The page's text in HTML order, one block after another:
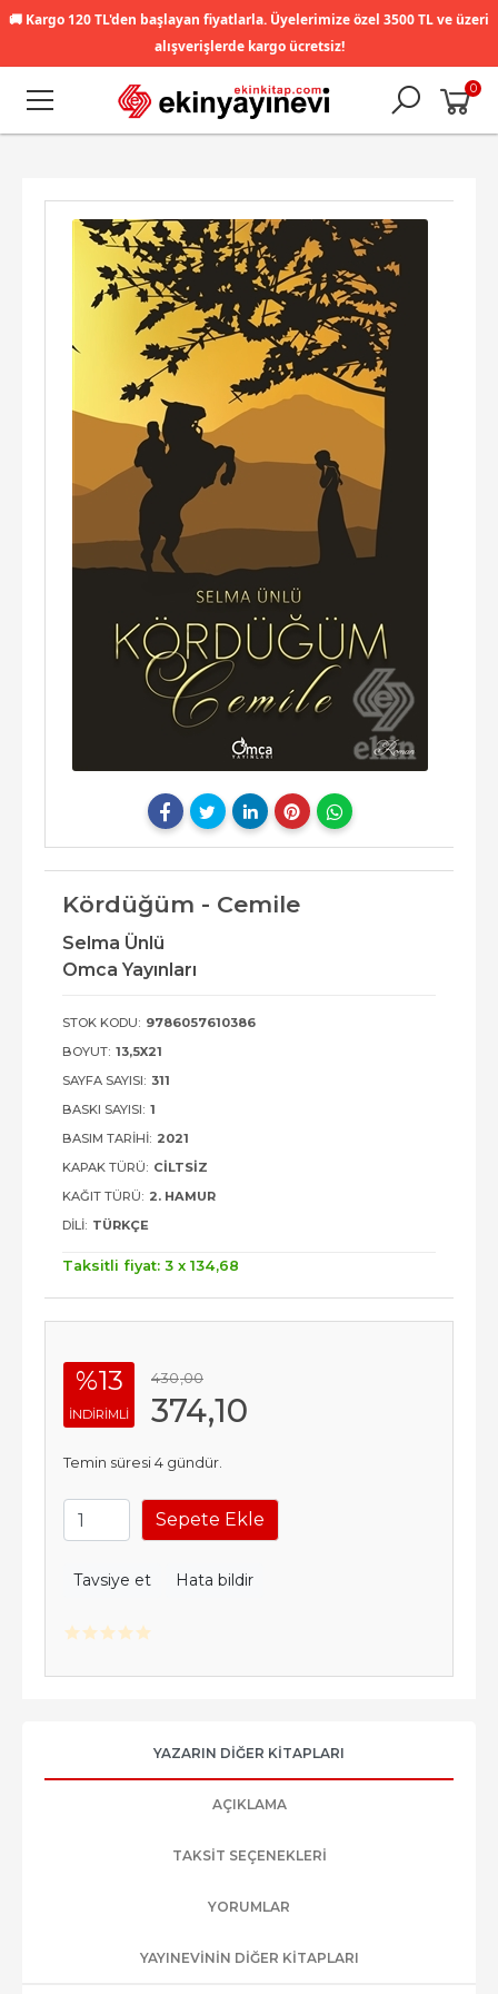
🚚 Kargo 120 TL'den başlayan fiyatlarla. Üyelerimize özel 3500 TL ve üzeri
alışverişlerde kargo ücretsiz!
0
Kördüğüm - Cemile
Selma Ünlü
Omca Yayınları
STOK KODU: 9786057610386
BOYUT: 13,5X21
SAYFA SAYISI: 311
BASKI SAYISI: 1
BASIM TARIHI: 2021
KAPAK TÜRÜ: CILTSIZ
KAĞIT TÜRÜ: 2. HAMUR
DILI: TÜRKÇE
Taksitli fiyat: 3 x 134,68
%13
INDIRIMLI
430,00
374,10
Temin süresi 4 gündür.
Sepete Ekle
Tavsiye et Hata bildir
YAZARIN DIĞER KITAPLARI
AÇIKLAMA
TAKSIT SEÇENEKLERI
YORUMLAR
YAYINEVININ DIĞER KITAPLARI